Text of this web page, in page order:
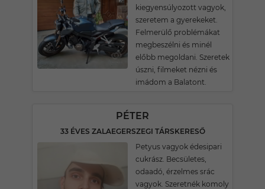
kiegyensúlyozott vagyok,
szeretem a gyerekeket.
Felmerülő problémákat
megbeszélni és minél
előbb megoldani. Szeretek
úszni, filmeket nézni és
imádom a Balatont.
PÉTER
33 ÉVES ZALAEGERSZEGI TÁRSKERESŐ
Petyus vagyok édesipari
cukrász. Becsületes,
odaadó, érzelmes srác
vagyok. Szeretnék komoly